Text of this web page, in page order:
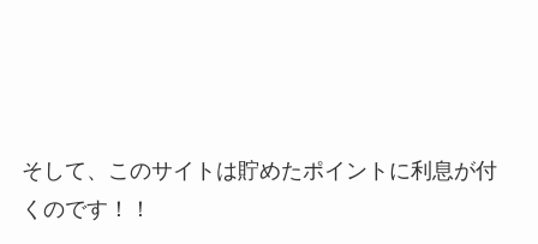
そして、このサイトは貯めたポイントに利息が付
くのです！！